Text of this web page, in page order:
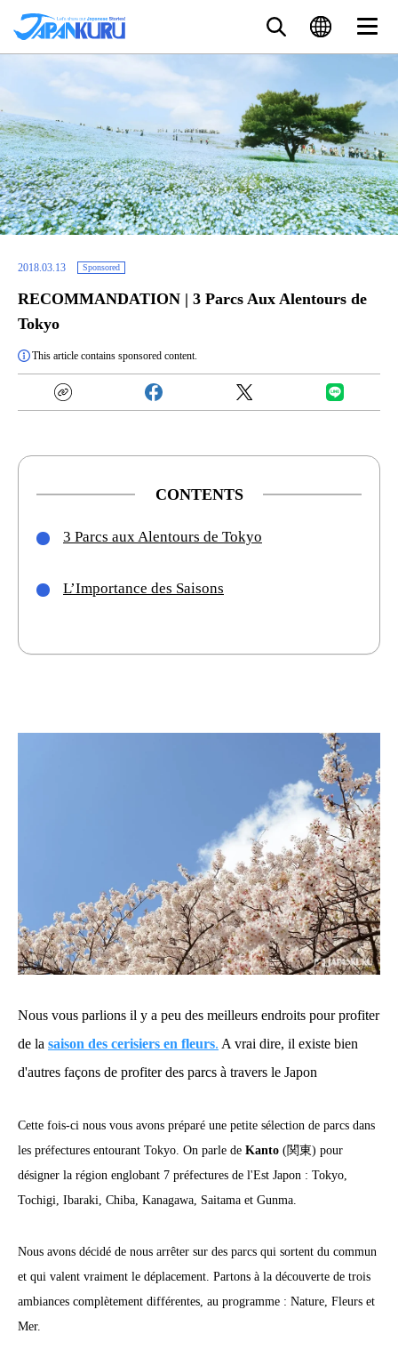
2018.03.13 Sponsored
RECOMMANDATION | 3 Parcs Aux Alentours de
Tokyo
This article contains sponsored content.
CONTENTS
3 Parcs aux Alentours de Tokyo
L’Importance des Saisons
Nous vous parlions il y a peu des meilleurs endroits pour profiter
de la saison des cerisiers en fleurs. A vrai dire, il existe bien
d'autres façons de profiter des parcs à travers le Japon
Cette fois-ci nous vous avons préparé une petite sélection de parcs dans
les préfectures entourant Tokyo. On parle de Kanto (関東) pour
désigner la région englobant 7 préfectures de l'Est Japon : Tokyo,
Tochigi, Ibaraki, Chiba, Kanagawa, Saitama et Gunma.
Nous avons décidé de nous arrêter sur des parcs qui sortent du commun
et qui valent vraiment le déplacement. Partons à la découverte de trois
ambiances complètement différentes, au programme : Nature, Fleurs et
Mer.